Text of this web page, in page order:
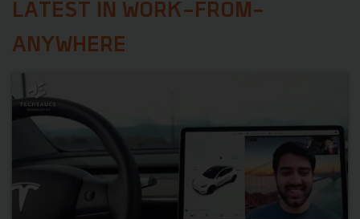
LATEST IN WORK-FROM-
ANYWHERE